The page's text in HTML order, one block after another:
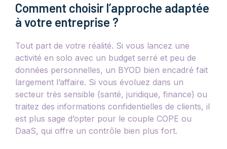
Comment choisir l’approche adaptée
à votre entreprise ?
Tout part de votre réalité. Si vous lancez une
activité en solo avec un budget serré et peu de
données personnelles, un BYOD bien encadré fait
largement l’affaire. Si vous évoluez dans un
secteur très sensible (santé, juridique, finance) ou
traitez des informations confidentielles de clients, il
est plus sage d’opter pour le couple COPE ou
DaaS, qui offre un contrôle bien plus fort.